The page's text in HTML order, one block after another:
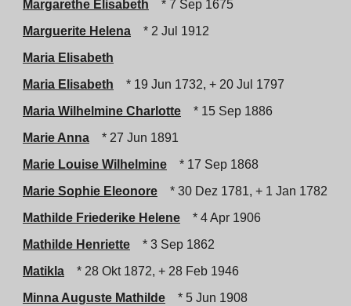
Margarethe Elisabeth
* 7 Sep 1675
Marguerite Helena
* 2 Jul 1912
Maria Elisabeth
Maria Elisabeth
* 19 Jun 1732, + 20 Jul 1797
Maria Wilhelmine Charlotte
* 15 Sep 1886
Marie Anna
* 27 Jun 1891
Marie Louise Wilhelmine
* 17 Sep 1868
Marie Sophie Eleonore
* 30 Dez 1781, + 1 Jan 1782
Mathilde Friederike Helene
* 4 Apr 1906
Mathilde Henriette
* 3 Sep 1862
Matikla
* 28 Okt 1872, + 28 Feb 1946
Minna Auguste Mathilde
* 5 Jun 1908